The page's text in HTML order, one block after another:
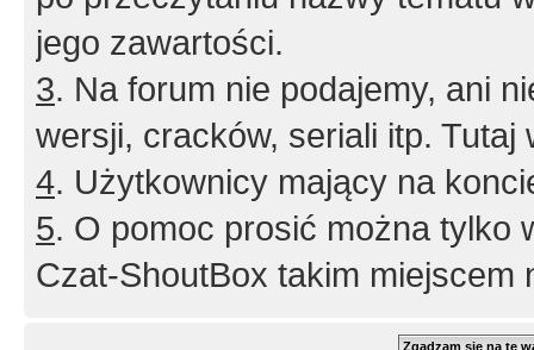
jego zawartości.
3. Na forum nie podajemy, ani
wersji, cracków, seriali itp. Tutaj
4. Użytkownicy mający na
5. O pomoc prosić można tylko
Czat-ShoutBox takim miejscem